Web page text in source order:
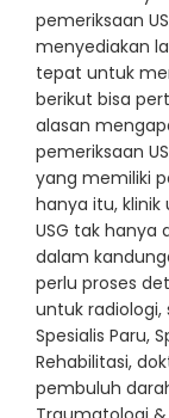
pemeriksaan
menyediakan
tepat untuk
berikut bisa
alasan
pemeriksaan
yang memiliki
hanya itu,
USG tak hanya
dalam
perlu proses
untuk radiologi,
Spesialis Paru,
Rehabilitasi,
pembuluh